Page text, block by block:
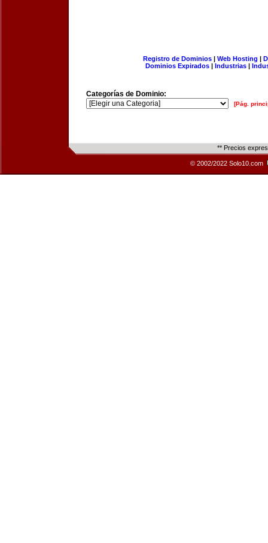
Registro de Dominios| Web Hosting |
Dominios Expirados | Industrias |
Categorías de Dominio:
[Pág.
** Precios
© 2002/2022 Solo10.com